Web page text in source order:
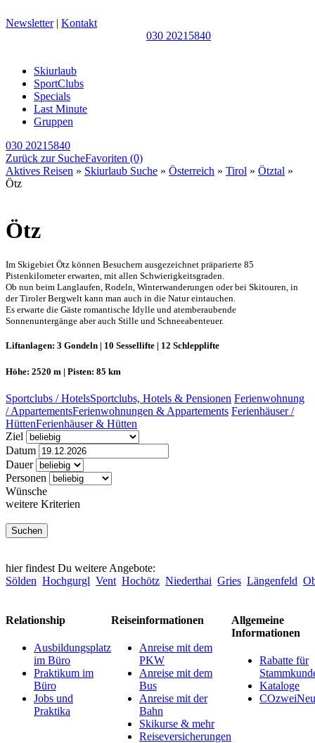
Newsletter| Kontakt
030 20215840
Skiurlaub
SportClubs
Specials
Last Minute
Gruppen
030 20215840
Zurück zur SucheFavoriten (0)
Aktives Reisen » Skiurlaub Suche » Österreich » Tirol » Ötztal »
Ötz
Ötz
Im Skigebiet Ötz können Besuchern ausgezeichnet präparierte 85
Pistenkilometer erwarten, mit allen Schwierigkeitsgraden.
Ob nun beim Langlaufen, Rodeln, Winterwanderungen oder bei Skitouren, in
der Tiroler Bergwelt kann man auch in die Natur eintauchen.
Es erwarte die Gäste romantische Idylle und atemberaubende
Sonnenuntergänge aber auch Stille und Schneeabenteuer.
Liftanlagen: 3 Gondeln | 10 Sessellifte | 12 Schlepplifte
Höhe: 2520 m | Pisten: 85 km
Sportclubs / HotelsSportclubs, Hotels & Pensionen Ferienwohnung
/ AppartementsFerienwohnungen & Appartements Ferienhäuser /
HüttenFerienhäuser & Hütten
Ziel
Datum
Dauer
Personen
Wünsche
weitere Kriterien
hier findest Du weitere Angebote:
Sölden Hochgurgl Vent Hochötz Niederthai Gries Längenfeld
Relationship
Ausbildungsplatz
im Büro
Praktikum im
Büro
Jobs und
Praktika
Reiseinformationen
Anreise mit dem
PKW
Anreise mit dem
Bus
Anreise mit der
Bahn
Skikurse & mehr
Reiseversicherungen
Allgemeine
Informationen
Rabatte für
Kataloge